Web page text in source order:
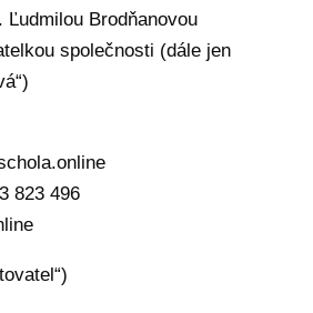
Ľudmilou Brodňanovou
společnosti (dále jen
823 496